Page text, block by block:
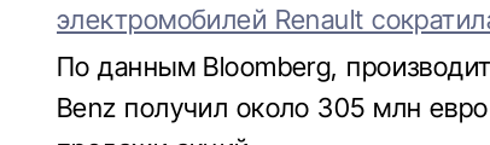
электромобилей Renault
По данным Bloomberg,
Benz получил около 305 млн